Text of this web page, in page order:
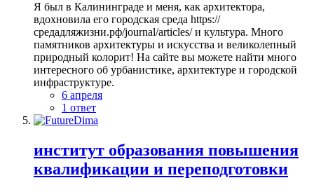
Я был в Калининграде и меня, как архитектора,
вдохновила его городская среда https://
средадляжизни.рф/journal/articles/ и культура. Много
памятников архитектуры и искусства и великолепный
природный колорит! На сайте вы можете найти много
интересного об урбанистике, архитектуре и городской
инфраструктуре.
6 апреля
1 ответ
институт образования повышения
квалификации и переподготовки